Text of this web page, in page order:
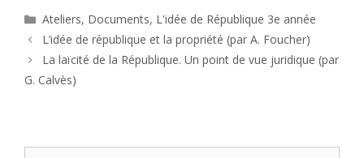
Catégories
Ateliers, Documents, L'idée de République 3e année
L’idée de république et la propriété (par A. Foucher)
La laïcité de la République. Un point de vue juridique (par
G. Calvès)